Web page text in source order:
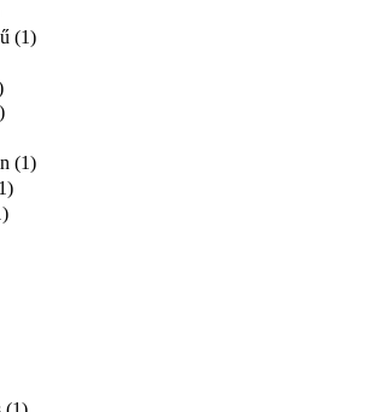
(1)
(1)